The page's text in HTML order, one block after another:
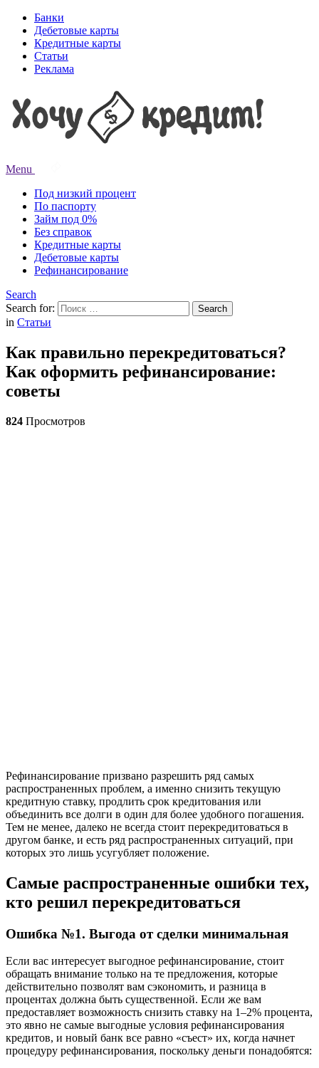
Банки
Дебетовые карты
Кредитные карты
Статьи
Реклама
Menu
Под низкий процент
По паспорту
Займ под 0%
Без справок
Кредитные карты
Дебетовые карты
Рефинансирование
Search
Search for:
Search
in Статьи
Как правильно перекредитоваться?
Как оформить рефинансирование:
советы
824 Просмотров
Рефинансирование призвано разрешить ряд самых
распространенных проблем, а именно снизить текущую
кредитную ставку, продлить срок кредитования или
объединить все долги в один для более удобного погашения.
Тем не менее, далеко не всегда стоит перекредитоваться в
другом банке, и есть ряд распространенных ситуаций, при
которых это лишь усугубляет положение.
Самые распространенные ошибки тех,
кто решил перекредитоваться
Ошибка №1. Выгода от сделки минимальная
Если вас интересует выгодное рефинансирование, стоит
обращать внимание только на те предложения, которые
действительно позволят вам сэкономить, и разница в
процентах должна быть существенной. Если же вам
предоставляет возможность снизить ставку на 1–2% процента,
это явно не самые выгодные условия рефинансирования
кредитов, и новый банк все равно «съест» их, когда начнет
процедуру рефинансирования, поскольку деньги понадобятся: